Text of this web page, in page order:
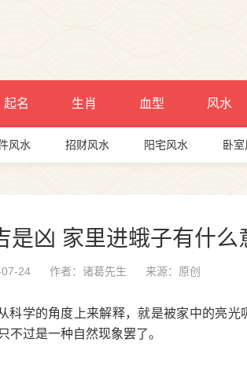
起名 生肖 血型 风水
风水 招财风水 阳宅风水 卧
是凶 家里进蛾子有什么
24 作者：诸葛先生 来源：原创
科学的角度上来解释，就是被家中的亮光
不过是一种自然现象罢了。